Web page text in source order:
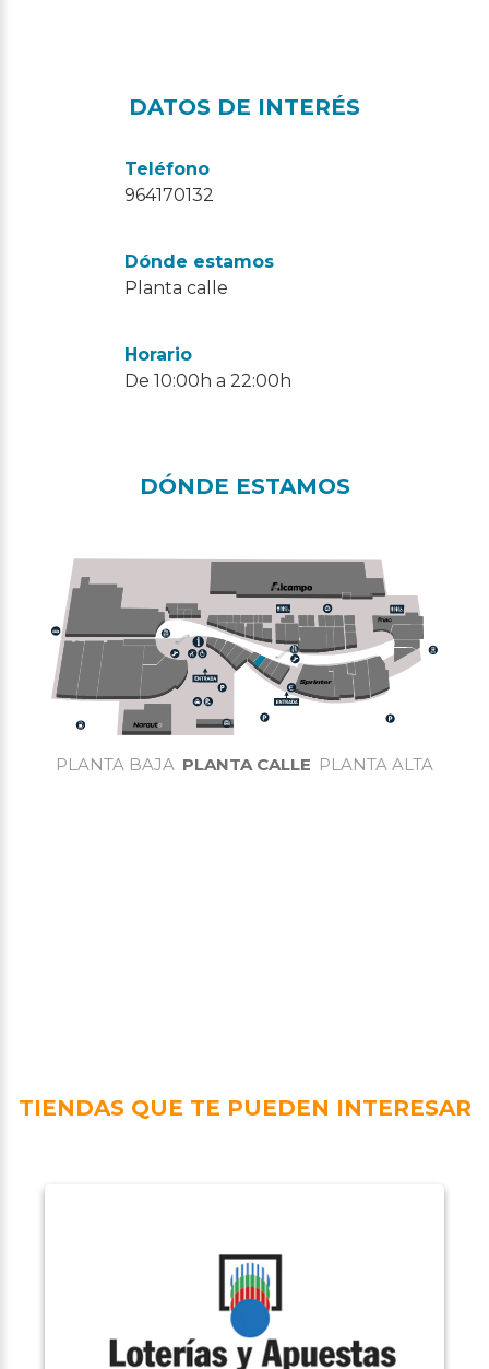
DATOS DE INTERÉS
Teléfono
964170132
Dónde estamos
Planta calle
Horario
De 10:00h a 22:00h
DÓNDE ESTAMOS
PLANTA BAJA PLANTA CALLE PLANTA ALTA
TIENDAS QUE TE PUEDEN INTERESAR